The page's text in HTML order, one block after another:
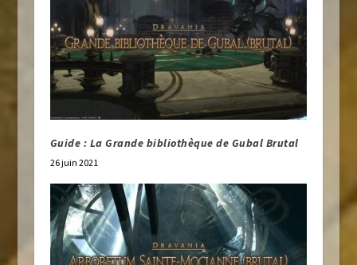
Guide : La Grande bibliothèque de Gubal Brutal
26 juin 2021